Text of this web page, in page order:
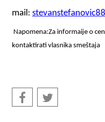
mail:
Napomena:Za informaije o
kontaktirati vlasnika smeštaja